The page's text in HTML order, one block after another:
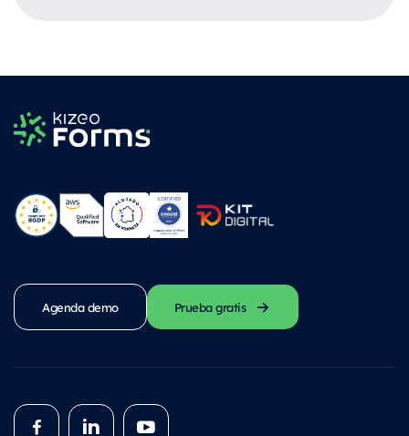
Agenda demo Prueba gratis